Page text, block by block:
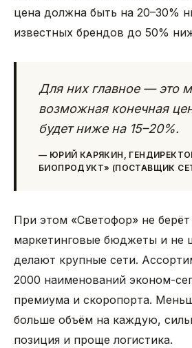
цена должна быть на 20–30%
известных брендов до 50%
Для них главное — это
возможная конечная
будет ниже на 15–20%.
— ЮРИЙ КАРЯКИН,
БИОПРОДУКТ» (ПОСТАВЩИК
При этом «Светофор» не
маркетинговые бюджеты и не
делают крупные сети.
2000 наименований эконом-
премиума и скоропорта.
больше объём на каждую,
позиция и проще логистика.